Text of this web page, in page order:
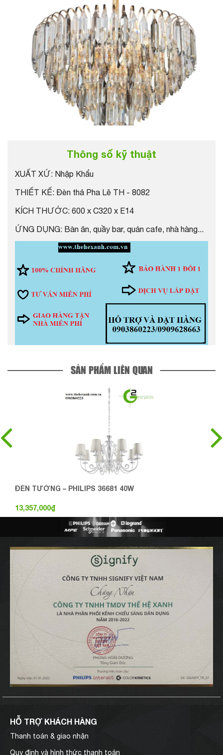
Thông số kỹ thuật
XUẤT XỨ: Nhập Khẩu
THIẾT KẾ: Đèn thả Pha Lê TH - 8082
KÍCH THƯỚC: 600 x C320 x E14
ỨNG DỤNG: Bàn ăn, quầy bar, quán cafe, nhà hàng...
SẢN PHẨM LIÊN QUAN
ĐÈN TƯỜNG – PHILIPS 36681 40W
13,357,000₫
HỖ TRỢ KHÁCH HÀNG
Thanh toán & giao nhận
Quy định và hình thức thanh toán